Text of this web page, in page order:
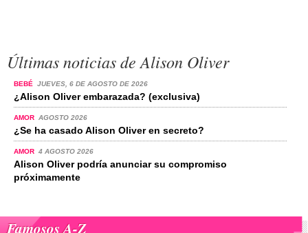
Últimas noticias de Alison Oliver
BEBÉ JUEVES, 6 DE AGOSTO DE 2026
¿Alison Oliver embarazada? (exclusiva)
AMOR AGOSTO 2026
¿Se ha casado Alison Oliver en secreto?
AMOR 4 AGOSTO 2026
Alison Oliver podría anunciar su compromiso
próximamente
Famosos A-Z